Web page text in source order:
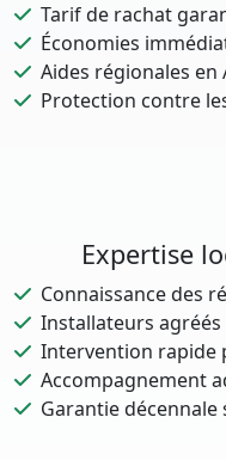
Tarif de rachat
Économies
Aides régionales en
Protection contre
Expertise
Connaissance des
Installateurs
Intervention rapide
Accompagnement
Garantie